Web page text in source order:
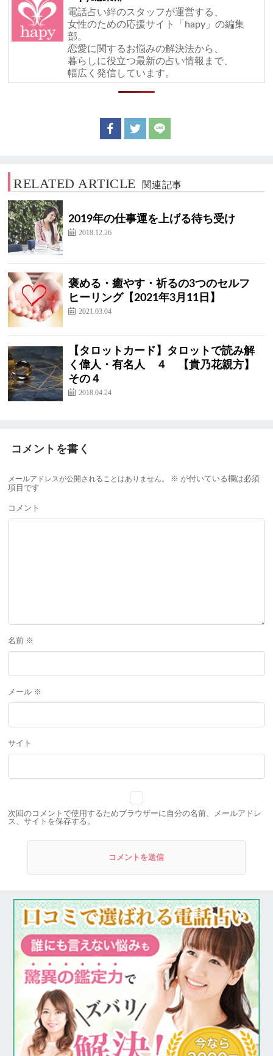
電話占い絆のスタッフが運営する、
女性のための応援サイト「hapy」の編集
部。
恋愛に関するお悩みの解決法から、
暮らしに役立つ最新の占い情報まで、
幅広く発信しています。
RELATED ARTICLE 関連記事
2019年の仕事運を上げる待ち受け
2018.12.26
褒める・癒やす・祈るの3つのセルフ
ヒーリング【2021年3月11日】
2021.03.04
【タロットカード】タロットで読み解
く偉人・有名人 ４ 【貴乃花親方】
その４
2018.04.24
コメントを書く
メールアドレスが公開されることはありません。 ※ が付いている欄は必須
項目です
コメント
名前 ※
メール ※
サイト
次回のコメントで使用するためブラウザーに自分の名前、メールアドレ
ス、サイトを保存する。